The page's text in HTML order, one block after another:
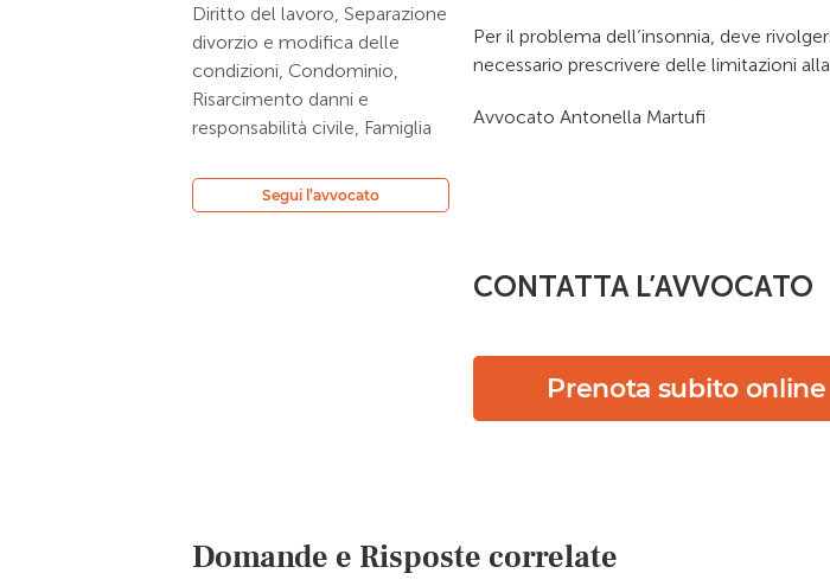
Diritto del lavoro, Separazione
divorzio e modifica delle
condizioni, Condominio,
Risarcimento danni e
responsabilità civile, Famiglia
Segui l’avvocato
Per il problema dell’insonnia, deve
necessario prescrivere delle limitazioni
Avvocato Antonella Martufi
CONTATTA L’AVVOCATO
Prenota subito online
Domande e Risposte correlate